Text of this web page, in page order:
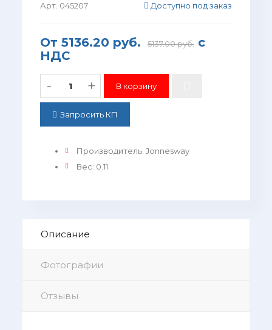
Арт. 045207 Доступно под заказ
От 5136.20 руб. 5137.00 руб.с
НДС
- +
Запросить КП
Производитель: Jonnesway
Вес: 0.11
Описание
Фотографии
Отзывы